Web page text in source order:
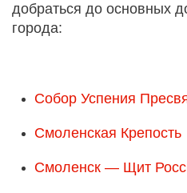
добраться до основных
города:
Собор Успения
Смоленская Крепость
Смоленск — Щит